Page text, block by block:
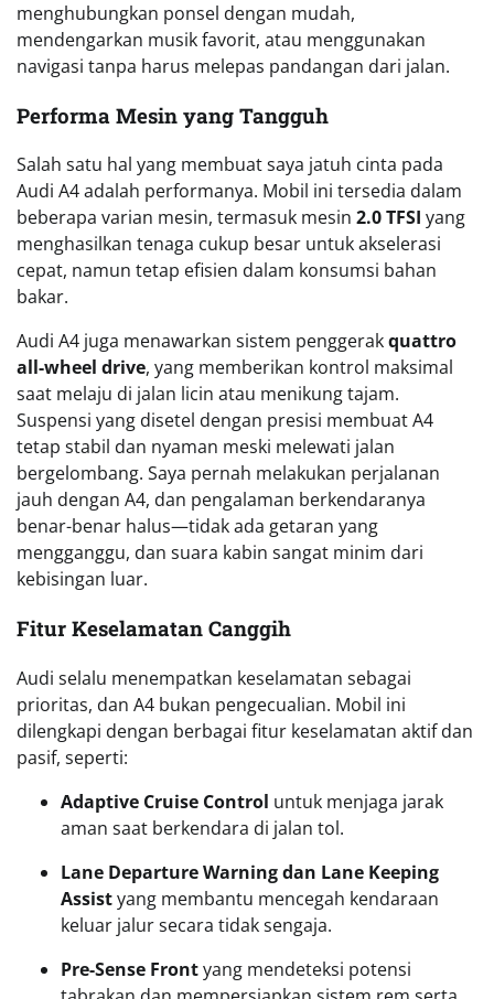
menghubungkan ponsel dengan mudah,
mendengarkan musik favorit, atau menggunakan
navigasi tanpa harus melepas pandangan dari jalan.
Performa Mesin yang Tangguh
Salah satu hal yang membuat saya jatuh cinta pada
Audi A4 adalah performanya. Mobil ini tersedia dalam
beberapa varian mesin, termasuk mesin 2.0 TFSI yang
menghasilkan tenaga cukup besar untuk akselerasi
cepat, namun tetap efisien dalam konsumsi bahan
bakar.
Audi A4 juga menawarkan sistem penggerakquattro
all-wheel drive, yang memberikan kontrol maksimal
saat melaju di jalan licin atau menikung tajam.
Suspensi yang disetel dengan presisi membuat A4
tetap stabil dan nyaman meski melewati jalan
bergelombang. Saya pernah melakukan perjalanan
jauh dengan A4, dan pengalaman berkendaranya
benar-benar halus—tidak ada getaran yang
mengganggu, dan suara kabin sangat minim dari
kebisingan luar.
Fitur Keselamatan Canggih
Audi selalu menempatkan keselamatan sebagai
prioritas, dan A4 bukan pengecualian. Mobil ini
dilengkapi dengan berbagai fitur keselamatan aktif dan
pasif, seperti:
Adaptive Cruise Control untuk menjaga jarak
aman saat berkendara di jalan tol.
Lane Departure Warning dan Lane Keeping
Assistyang membantu mencegah kendaraan
keluar jalur secara tidak sengaja.
Pre-Sense Frontyang mendeteksi potensi